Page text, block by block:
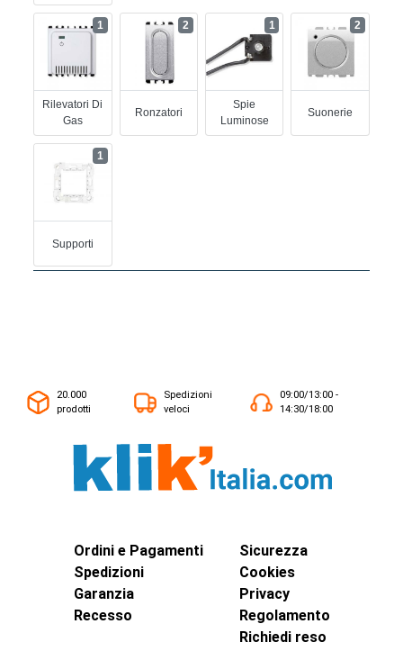
Rilevatori Di
Gas
1
Ronzatori
2
Spie
Luminose
1
Suonerie
2
Supporti
1
20.000
prodotti
Spedizioni
veloci
09:00/13:00 -
14:30/18:00
Ordini e Pagamenti
Spedizioni
Garanzia
Recesso
Sicurezza
Cookies
Privacy
Regolamento
Richiedi reso